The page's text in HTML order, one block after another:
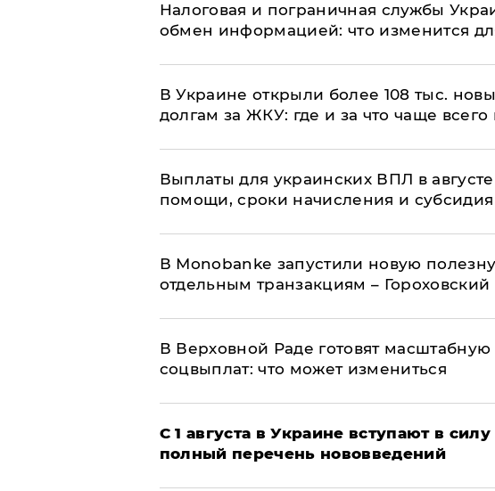
Налоговая и пограничная службы
обмен информацией: что изменится
В Украине открыли более 108 тыс.
долгам за ЖКУ: где и за что чаще всего
Выплаты для украинских ВПЛ в
помощи, сроки начисления и
В Мonobankе запустили новую
отдельным транзакциям – Гороховский
В Верховной Раде готовят
соцвыплат: что может измениться
С 1 августа в Украине вступают в
полный перечень нововведений